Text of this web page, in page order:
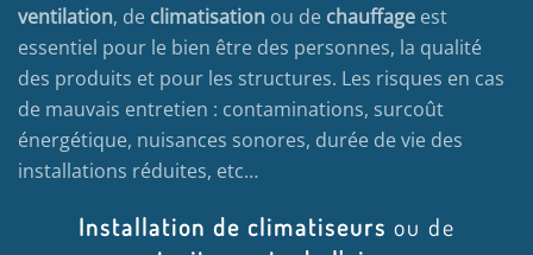
ventilation, de climatisation ou de chauffage est
essentiel pour le bien être des personnes, la qualité
des produits et pour les structures. Les risques en cas
de mauvais entretien : contaminations, surcoût
énergétique, nuisances sonores, durée de vie des
installations réduites, etc…
Installation de climatiseurs ou de